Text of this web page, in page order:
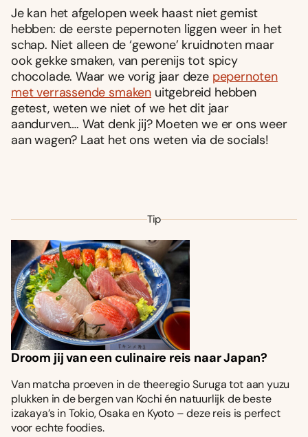
Je kan het afgelopen week haast niet gemist
hebben: de eerste pepernoten liggen weer in het
schap. Niet alleen de ‘gewone’ kruidnoten maar
ook gekke smaken, van perenijs tot spicy
chocolade. Waar we vorig jaar deze pepernoten
met verrassende smaken uitgebreid hebben
getest, weten we niet of we het dit jaar
aandurven…. Wat denk jij? Moeten we er ons weer
aan wagen? Laat het ons weten via de socials!
Tip
Droom jij van een culinaire reis naar Japan?
Van matcha proeven in de theeregio Suruga tot aan yuzu
plukken in de bergen van Kochi én natuurlijk de beste
izakaya’s in Tokio, Osaka en Kyoto – deze reis is perfect
voor echte foodies.